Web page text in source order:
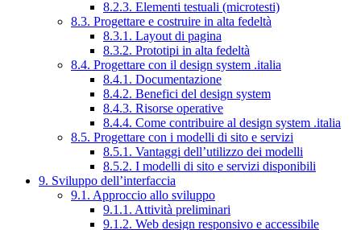
8.2.3. Elementi testuali (microtesti)
8.3. Progettare e costruire in alta fedeltà
8.3.1. Layout di pagina
8.3.2. Prototipi in alta fedeltà
8.4. Progettare con il design system .italia
8.4.1. Documentazione
8.4.2. Benefici del design system
8.4.3. Risorse operative
8.4.4. Come contribuire al design system .italia
8.5. Progettare con i modelli di sito e servizi
8.5.1. Vantaggi dell’utilizzo dei modelli
8.5.2. I modelli di sito e servizi disponibili
9. Sviluppo dell’interfaccia
9.1. Approccio allo sviluppo
9.1.1. Attività preliminari
9.1.2. Web design responsivo e accessibile